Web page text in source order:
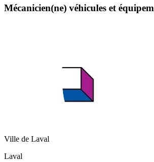
Mécanicien(ne) véhicules et
Ville de Laval
Laval